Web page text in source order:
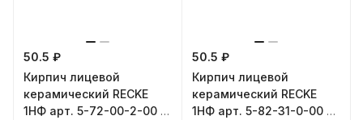
50.5 ₽
Кирпич лицевой
керамический RECKE
1НФ арт. 5-72-00-2-00 в
50.5 ₽
Кирпич лицевой
керамический RECKE
1НФ арт. 5-82-31-0-00 в